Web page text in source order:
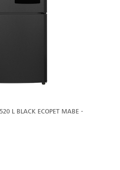
L BLACK ECOPET MABE -